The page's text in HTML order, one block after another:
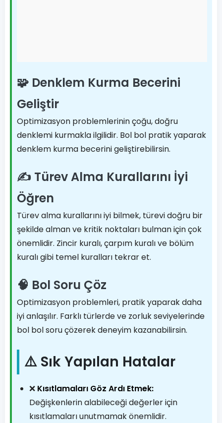
🧩 Denklem Kurma Becerini
Geliştir
Optimizasyon problemlerinin çoğu, doğru
denklemi kurmakla ilgilidir. Bol bol pratik yaparak
denklem kurma becerini geliştirebilirsin.
✍️ Türev Alma Kurallarını İyi
Öğren
Türev alma kurallarını iyi bilmek, türevi doğru bir
şekilde alman ve kritik noktaları bulman için çok
önemlidir. Zincir kuralı, çarpım kuralı ve bölüm
kuralı gibi temel kuralları tekrar et.
🧠 Bol Soru Çöz
Optimizasyon problemleri, pratik yaparak daha
iyi anlaşılır. Farklı türlerde ve zorluk seviyelerinde
bol bol soru çözerek deneyim kazanabilirsin.
⚠️ Sık Yapılan Hatalar
❌ Kısıtlamaları Göz Ardı Etmek:
Değişkenlerin alabileceği değerler için
kısıtlamaları unutmamak önemlidir.